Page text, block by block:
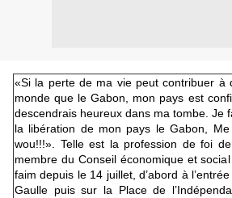
«Si la perte de ma vie peut contribuer à
monde que le Gabon, mon pays est
descendrais heureux dans ma tombe. Je
la libération de mon pays le Gabon,
wou!!!». Telle est la profession de foi de
membre du Conseil économique et
faim depuis le 14 juillet, d’abord à
Gaulle puis sur la Place de